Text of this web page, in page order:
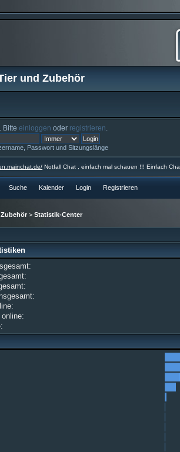
und Zubehör
. Bitteeinloggen oder registrieren
Passwort und Sitzungslänge
Notfall Chat , einfach mal schauen !!! Einfach
Suche Kalender Login Registrieren
>Statistik-Center